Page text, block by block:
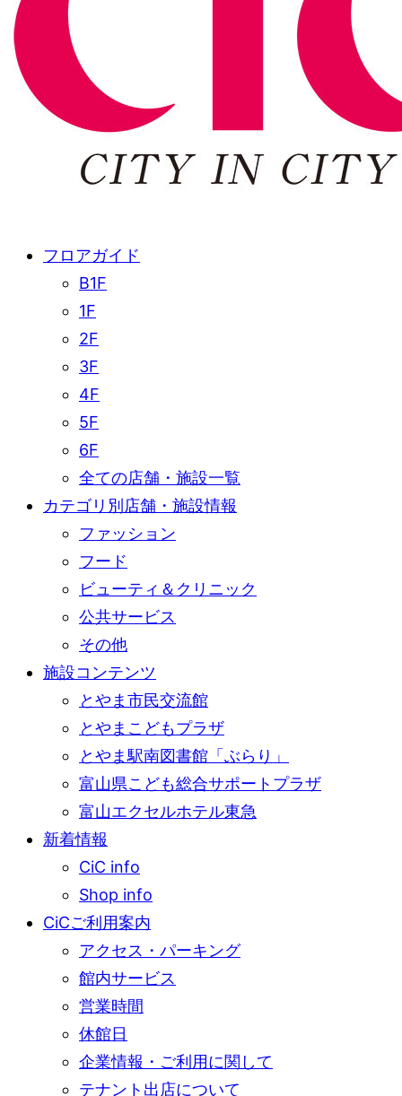
フロアガイド
B1F
1F
2F
3F
4F
5F
6F
全ての店舗・施設一覧
カテゴリ別店舗・施設情報
ファッション
フード
ビューティ＆クリニック
公共サービス
その他
施設コンテンツ
とやま市民交流館
とやまこどもプラザ
とやま駅南図書館「ぶらり」
富山県こども総合サポートプラザ
富山エクセルホテル東急
新着情報
CiC info
Shop info
CiCご利用案内
アクセス・パーキング
館内サービス
営業時間
休館日
企業情報・ご利用に関して
テナント出店について